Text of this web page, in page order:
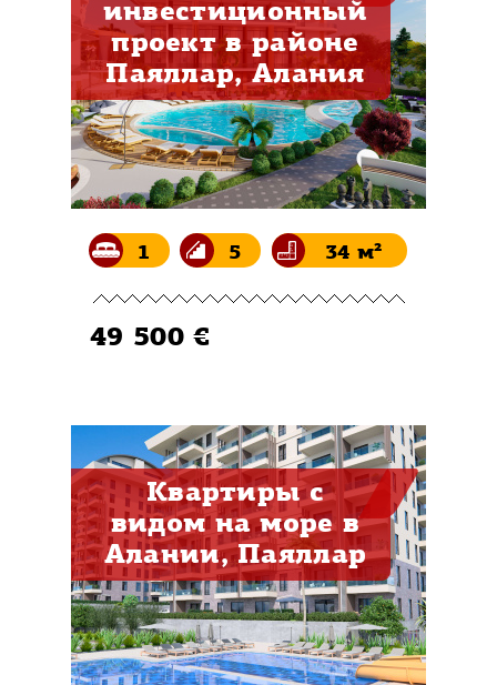
инвестиционный
проект в районе
Паяллар, Алания
1 5 34 м²
49 500 €
Квартиры с
видом на море в
Алании, Паяллар